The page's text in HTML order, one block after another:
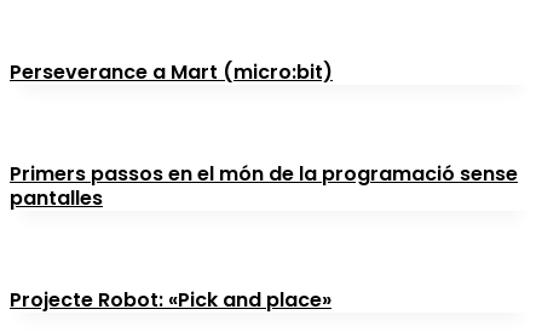
Perseverance a Mart (micro:bit)
Primers passos en el món de la programació sense
pantalles
Projecte Robot: «Pick and place»